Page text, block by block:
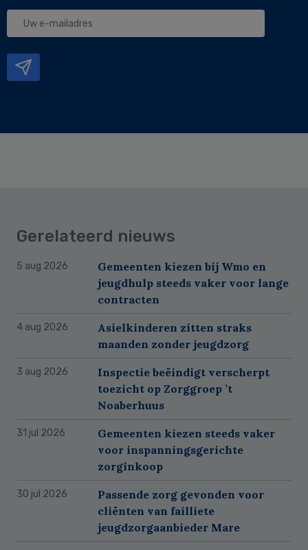
Uw
Gerelateerd nieuws
5 aug 2026
Gemeenten kiezen bij Wmo en
jeugdhulp steeds vaker voor lange
contracten
4 aug 2026
Asielkinderen zitten straks
maanden zonder jeugdzorg
3 aug 2026
Inspectie beëindigt verscherpt
toezicht op Zorggroep ’t
Noaberhuus
31 jul 2026
Gemeenten kiezen steeds vaker
voor inspanningsgerichte
zorginkoop
30 jul 2026
Passende zorg gevonden voor
cliënten van failliete
jeugdzorgaanbieder Mare